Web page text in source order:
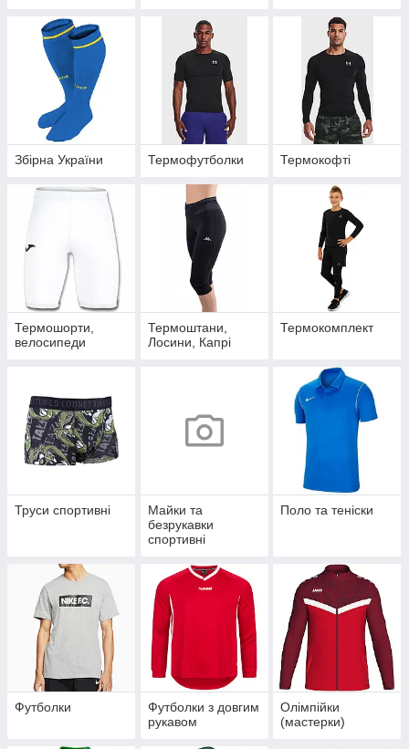
Збірна України Термофутболки Термокофті
Термошорти,
велосипеди
Термоштани,
Лосини, Капрі
Термокомплект
Труси спортивні
Майки та
безрукавки
спортивні
Поло та теніски
Футболки
Футболки з довгим
рукавом
Олімпійки
(мастерки)